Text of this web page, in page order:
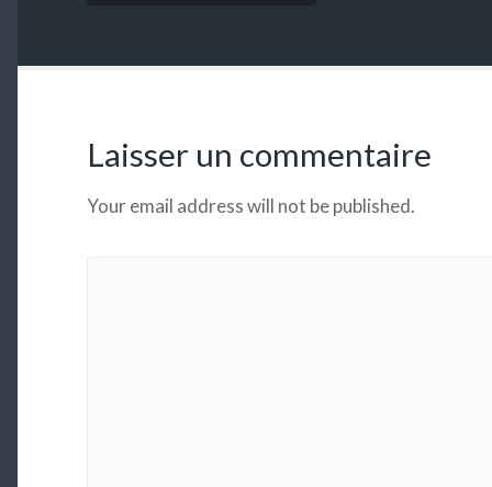
Laisser un commentaire
Your email address will not be published.